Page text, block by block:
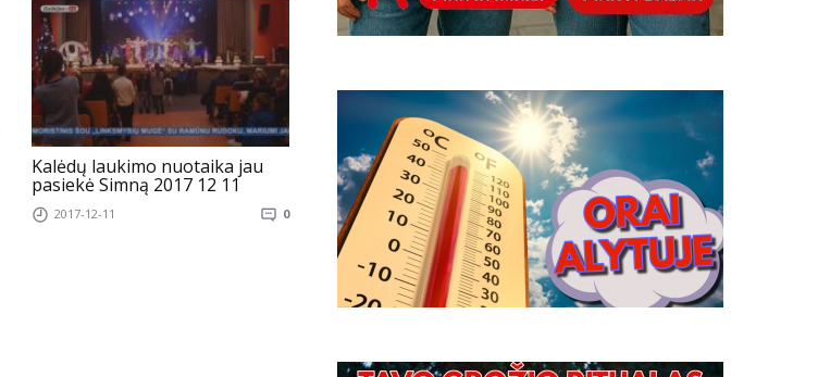
Kalėdų laukimo nuotaika jau
pasiekė Simną 2017 12 11
2017-12-11 0
Vyriausybė pritarė siūlymui
keisti Valstybinės maisto ir
veterinarijos tarnybos statusą
2021-06-22
Vasara su sportu 2022
2022-08-23